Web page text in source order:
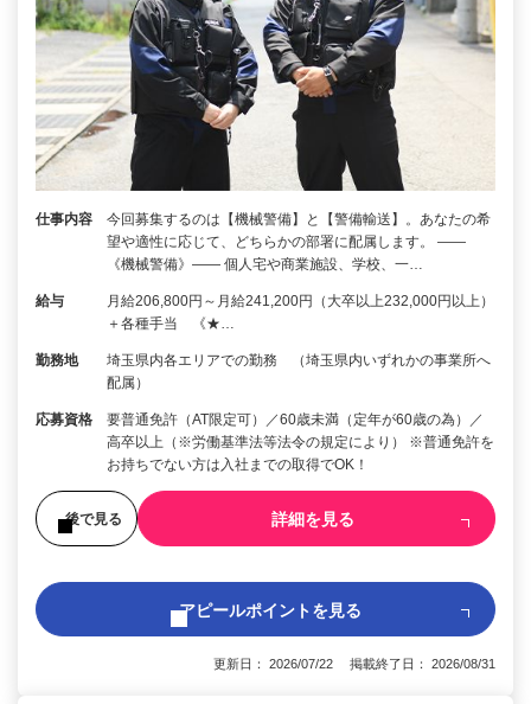
仕事内容
今回募集するのは【機械警備】と【警備輸送】。あなたの希
望や適性に応じて、どちらかの部署に配属します。 ――
《機械警備》―― 個人宅や商業施設、学校、一…
給与
月給206,800円～月給241,200円（大卒以上232,000円以上）
＋各種手当 《★…
勤務地
埼玉県内各エリアでの勤務 （埼玉県内いずれかの事業所へ
配属）
応募資格
要普通免許（AT限定可）／60歳未満（定年が60歳の為）／
高卒以上（※労働基準法等法令の規定により） ※普通免許を
お持ちでない方は入社までの取得でOK！
後で見る 詳細を見る
アピールポイントを見る
更新日： 2026/07/22 掲載終了日： 2026/08/31